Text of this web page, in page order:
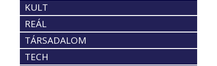
KULT
REÁL
TÁRSADALOM
TECH